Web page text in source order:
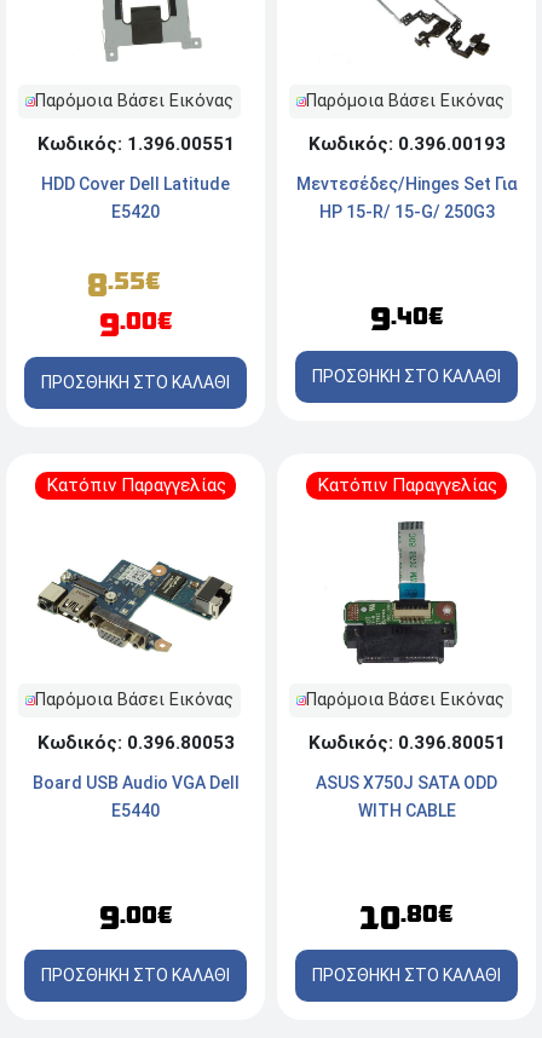
Παρόμοια Βάσει Εικόνας
Κωδικός: 1.396.00551
HDD Cover Dell Latitude
E5420
8.55€
9.00€
ΠΡΟΣΘΗΚΗ ΣΤΟ ΚΑΛΑΘΙ
Παρόμοια Βάσει Εικόνας
Κωδικός: 0.396.00193
Μεντεσέδες/Hinges Set Για
HP 15-R/ 15-G/ 250G3
9.40€
ΠΡΟΣΘΗΚΗ ΣΤΟ ΚΑΛΑΘΙ
Κατόπιν Παραγγελίας
Παρόμοια Βάσει Εικόνας
Κωδικός: 0.396.80053
Board USB Audio VGA Dell
E5440
9.00€
ΠΡΟΣΘΗΚΗ ΣΤΟ ΚΑΛΑΘΙ
Κατόπιν Παραγγελίας
Παρόμοια Βάσει Εικόνας
Κωδικός: 0.396.80051
ASUS X750J SATA ODD
WITH CABLE
10.80€
ΠΡΟΣΘΗΚΗ ΣΤΟ ΚΑΛΑΘΙ